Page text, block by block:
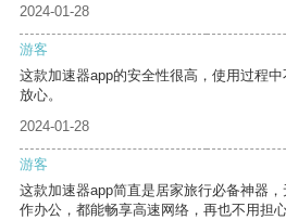
2024-01-28
游客
这款加速器app的安全性很高，使用过程
放心。
2024-01-28
游客
这款加速器app简直是居家旅行必备神器
作办公，都能畅享高速网络，再也不用担